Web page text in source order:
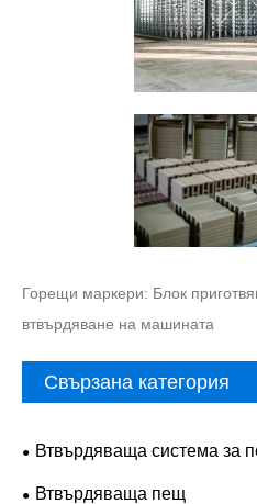
Горещи маркери: Блок
втвърдяване на машината
Свързана категория
Втвърдяваща система за
Втвърдяваща пещ